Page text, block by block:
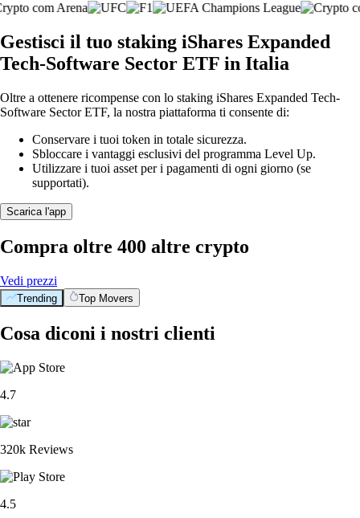
Gestisci il tuo staking iShares Expanded
Tech-Software Sector ETF in Italia
Oltre a ottenere ricompense con lo staking iShares Expanded Tech-
Software Sector ETF, la nostra piattaforma ti consente di:
Conservare i tuoi token in totale sicurezza.
Sbloccare i vantaggi esclusivi del programma Level Up.
Utilizzare i tuoi asset per i pagamenti di ogni giorno (se
supportati).
Scarica l'app
Compra oltre 400 altre crypto
Vedi prezzi
Trending Top Movers
Cosa diconi i nostri clienti
4.7
320k Reviews
4.5